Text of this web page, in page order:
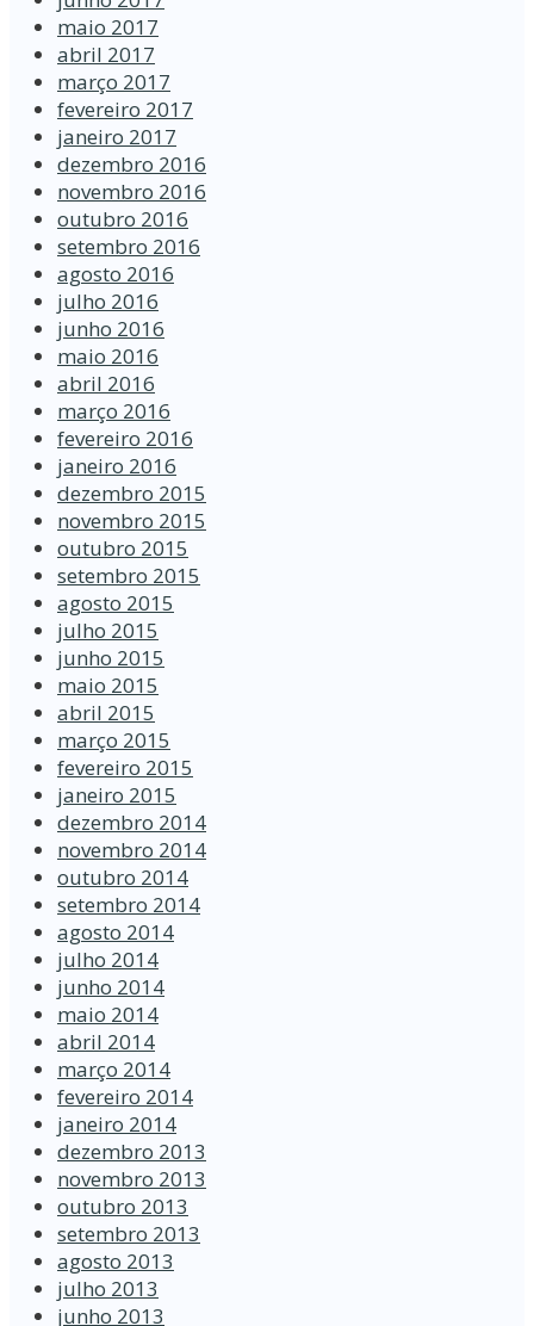
maio 2017
abril 2017
março 2017
fevereiro 2017
janeiro 2017
dezembro 2016
novembro 2016
outubro 2016
setembro 2016
agosto 2016
julho 2016
junho 2016
maio 2016
abril 2016
março 2016
fevereiro 2016
janeiro 2016
dezembro 2015
novembro 2015
outubro 2015
setembro 2015
agosto 2015
julho 2015
junho 2015
maio 2015
abril 2015
março 2015
fevereiro 2015
janeiro 2015
dezembro 2014
novembro 2014
outubro 2014
setembro 2014
agosto 2014
julho 2014
junho 2014
maio 2014
abril 2014
março 2014
fevereiro 2014
janeiro 2014
dezembro 2013
novembro 2013
outubro 2013
setembro 2013
agosto 2013
julho 2013
junho 2013